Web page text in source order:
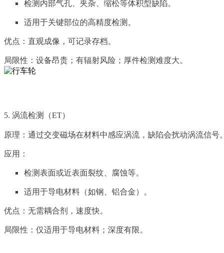
检测内部气孔、夹杂、缩松等体积型缺陷。
适用于关键部位的高精度检测。
优点：直观成像，可记录存档。
局限性：设备昂贵；有辐射风险；厚件检测难度大。
5. 涡流检测（ET）
原理：通过交变磁场在材料中感应涡流，缺陷会扰动涡流信号。
应用：
检测表面或近表面裂纹、腐蚀等。
适用于导电材料（如钢、铝合金）。
优点：无需耦合剂，速度快。
局限性：仅适用于导电材料；深度有限。